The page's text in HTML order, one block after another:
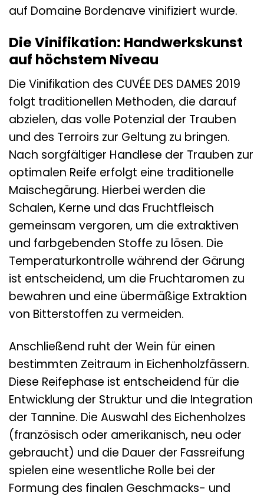
auf Domaine Bordenave vinifiziert wurde.
Die Vinifikation: Handwerkskunst
auf höchstem Niveau
Die Vinifikation des CUVÉE DES DAMES 2019
folgt traditionellen Methoden, die darauf
abzielen, das volle Potenzial der Trauben
und des Terroirs zur Geltung zu bringen.
Nach sorgfältiger Handlese der Trauben zur
optimalen Reife erfolgt eine traditionelle
Maischegärung. Hierbei werden die
Schalen, Kerne und das Fruchtfleisch
gemeinsam vergoren, um die extraktiven
und farbgebenden Stoffe zu lösen. Die
Temperaturkontrolle während der Gärung
ist entscheidend, um die Fruchtaromen zu
bewahren und eine übermäßige Extraktion
von Bitterstoffen zu vermeiden.
Anschließend ruht der Wein für einen
bestimmten Zeitraum in Eichenholzfässern.
Diese Reifephase ist entscheidend für die
Entwicklung der Struktur und die Integration
der Tannine. Die Auswahl des Eichenholzes
(französisch oder amerikanisch, neu oder
gebraucht) und die Dauer der Fassreifung
spielen eine wesentliche Rolle bei der
Formung des finalen Geschmacks- und